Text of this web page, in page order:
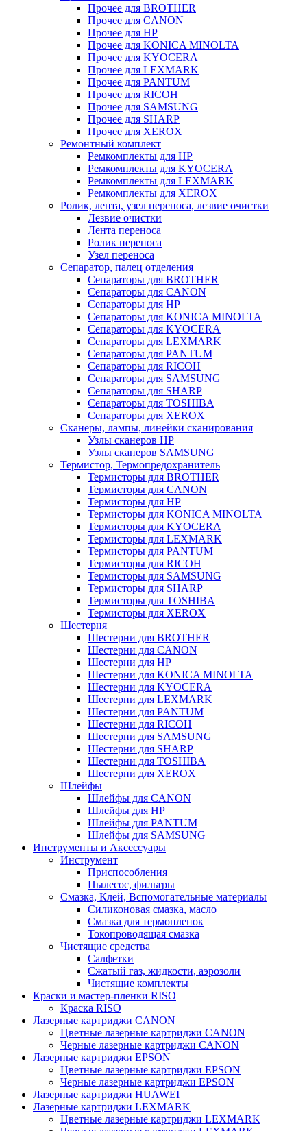
Прочее для BROTHER
Прочее для CANON
Прочее для HP
Прочее для KONICA MINOLTA
Прочее для KYOCERA
Прочее для LEXMARK
Прочее для PANTUM
Прочее для RICOH
Прочее для SAMSUNG
Прочее для SHARP
Прочее для XEROX
Ремонтный комплект
Ремкомплекты для HP
Ремкомплекты для KYOCERA
Ремкомплекты для LEXMARK
Ремкомплекты для XEROX
Ролик, лента, узел переноса, лезвие очистки
Лезвие очистки
Лента переноса
Ролик переноса
Узел переноса
Сепаратор, палец отделения
Сепараторы для BROTHER
Сепараторы для CANON
Сепараторы для HP
Сепараторы для KONICA MINOLTA
Сепараторы для KYOCERA
Сепараторы для LEXMARK
Сепараторы для PANTUM
Сепараторы для RICOH
Сепараторы для SAMSUNG
Сепараторы для SHARP
Сепараторы для TOSHIBA
Сепараторы для XEROX
Сканеры, лампы, линейки сканирования
Узлы сканеров HP
Узлы сканеров SAMSUNG
Термистор, Термопредохранитель
Термисторы для BROTHER
Термисторы для CANON
Термисторы для HP
Термисторы для KONICA MINOLTA
Термисторы для KYOCERA
Термисторы для LEXMARK
Термисторы для PANTUM
Термисторы для RICOH
Термисторы для SAMSUNG
Термисторы для SHARP
Термисторы для TOSHIBA
Термисторы для XEROX
Шестерня
Шестерни для BROTHER
Шестерни для CANON
Шестерни для HP
Шестерни для KONICA MINOLTA
Шестерни для KYOCERA
Шестерни для LEXMARK
Шестерни для PANTUM
Шестерни для RICOH
Шестерни для SAMSUNG
Шестерни для SHARP
Шестерни для TOSHIBA
Шестерни для XEROX
Шлейфы
Шлейфы для CANON
Шлейфы для HP
Шлейфы для PANTUM
Шлейфы для SAMSUNG
Инструменты и Аксессуары
Инструмент
Приспособления
Пылесос, фильтры
Смазка, Клей, Вспомогательные материалы
Силиконовая смазка, масло
Смазка для термопленок
Токопроводящая смазка
Чистящие средства
Салфетки
Сжатый газ, жидкости, аэрозоли
Чистящие комплекты
Краски и мастер-пленки RISO
Краска RISO
Лазерные картриджи CANON
Цветные лазерные картриджи CANON
Черные лазерные картриджи CANON
Лазерные картриджи EPSON
Цветные лазерные картриджи EPSON
Черные лазерные картриджи EPSON
Лазерные картриджи HUAWEI
Лазерные картриджи LEXMARK
Цветные лазерные картриджи LEXMARK